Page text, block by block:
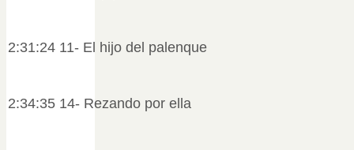
2:31:24 11- El hijo del palenque
2:34:35 14- Rezando por ella